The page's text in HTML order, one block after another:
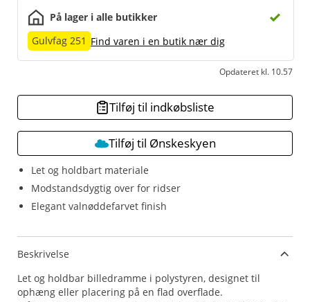
Let og holdbart materiale
Modstandsdygtig over for ridser
Elegant valnøddefarvet finish
På lager i alle butikker
Gulvfag 251 Find varen i en butik nær dig
Opdateret kl. 10.57
Tilføj til indkøbsliste
Tilføj til Ønskeskyen
Beskrivelse
Let og holdbar billedramme i polystyren, designet til
ophæng eller placering på en flad overflade.